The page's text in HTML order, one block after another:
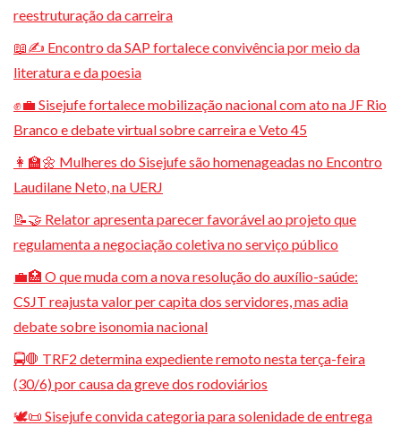
reestruturação da carreira
📖✍️ Encontro da SAP fortalece convivência por meio da
literatura e da poesia
✊💼 Sisejufe fortalece mobilização nacional com ato na JF Rio
Branco e debate virtual sobre carreira e Veto 45
👩‍🏫🌼 Mulheres do Sisejufe são homenageadas no Encontro
Laudilane Neto, na UERJ
📝🤝 Relator apresenta parecer favorável ao projeto que
regulamenta a negociação coletiva no serviço público
💼🏥 O que muda com a nova resolução do auxílio-saúde:
CSJT reajusta valor per capita dos servidores, mas adia
debate sobre isonomia nacional
🚍🛑 TRF2 determina expediente remoto nesta terça-feira
(30/6) por causa da greve dos rodoviários
🕊️📜 Sisejufe convida categoria para solenidade de entrega